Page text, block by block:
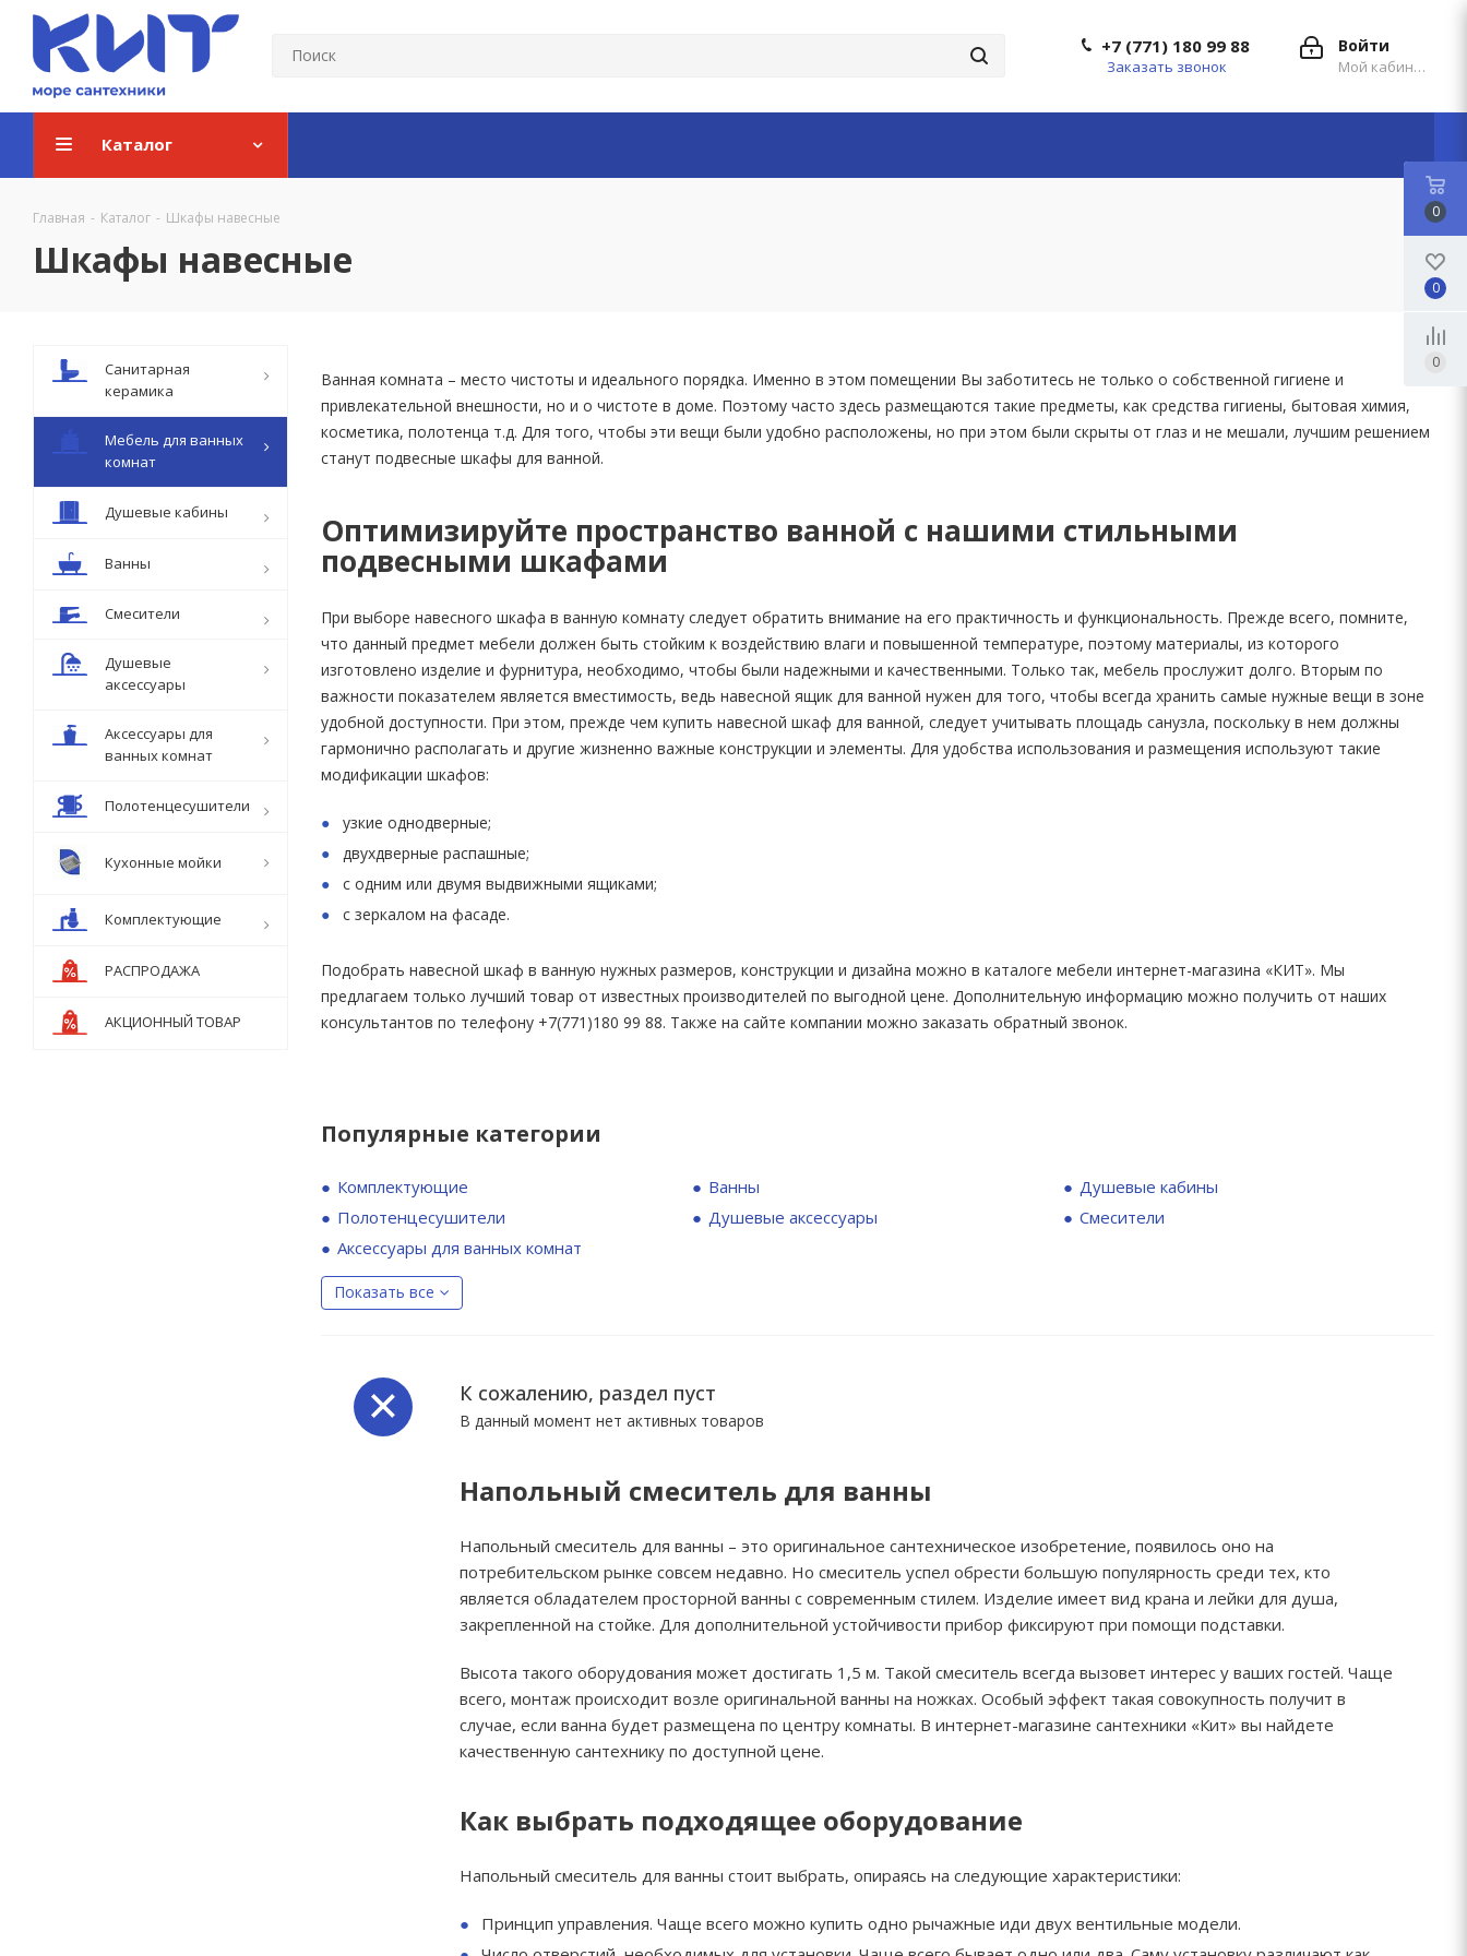
Войти
Мой кабинет
+7 (771) 180 99 88
Заказать звонок
Каталог
Главная - Каталог - Шкафы навесные
Шкафы навесные
Ванная комната – место чистоты и идеального порядка. Именно в этом помещении Вы заботитесь не только о собственной гигиене и
привлекательной внешности, но и о чистоте в доме. Поэтому часто здесь размещаются такие предметы, как средства гигиены, бытовая химия,
косметика, полотенца т.д. Для того, чтобы эти вещи были удобно расположены, но при этом были скрыты от глаз и не мешали, лучшим решением
станут подвесные шкафы для ванной.
Оптимизируйте пространство ванной с нашими стильными
подвесными шкафами
При выборе навесного шкафа в ванную комнату следует обратить внимание на его практичность и функциональность. Прежде всего, помните,
что данный предмет мебели должен быть стойким к воздействию влаги и повышенной температуре, поэтому материалы, из которого
изготовлено изделие и фурнитура, необходимо, чтобы были надежными и качественными. Только так, мебель прослужит долго. Вторым по
важности показателем является вместимость, ведь навесной ящик для ванной нужен для того, чтобы всегда хранить самые нужные вещи в зоне
удобной доступности. При этом, прежде чем купить навесной шкаф для ванной, следует учитывать площадь санузла, поскольку в нем должны
гармонично располагать и другие жизненно важные конструкции и элементы. Для удобства использования и размещения используют такие
модификации шкафов:
узкие однодверные;
двухдверные распашные;
с одним или двумя выдвижными ящиками;
с зеркалом на фасаде.
Подобрать навесной шкаф в ванную нужных размеров, конструкции и дизайна можно в каталоге мебели интернет-магазина «КИТ». Мы
предлагаем только лучший товар от известных производителей по выгодной цене. Дополнительную информацию можно получить от наших
консультантов по телефону +7(771)180 99 88. Также на сайте компании можно заказать обратный звонок.
Популярные категории
Комплектующие Ванны
Душевые кабины
Полотенцесушители
Душевые аксессуары
Смесители
Аксессуары для ванных комнат
Показать все
К сожалению, раздел пуст
В данный момент нет активных товаров
Напольный смеситель для ванны
Напольный смеситель для ванны – это оригинальное сантехническое изобретение, появилось оно на
потребительском рынке совсем недавно. Но смеситель успел обрести большую популярность среди тех, кто
является обладателем просторной ванны с современным стилем. Изделие имеет вид крана и лейки для душа,
закрепленной на стойке. Для дополнительной устойчивости прибор фиксируют при помощи подставки.
Высота такого оборудования может достигать 1,5 м. Такой смеситель всегда вызовет интерес у ваших гостей. Чаще
всего, монтаж происходит возле оригинальной ванны на ножках. Особый эффект такая совокупность получит в
случае, если ванна будет размещена по центру комнаты. В интернет-магазине сантехники «Кит» вы найдете
качественную сантехнику по доступной цене.
Как выбрать подходящее оборудование
Напольный смеситель для ванны стоит выбрать, опираясь на следующие характеристики:
Принцип управления. Чаще всего можно купить одно рычажные иди двух вентильные модели.
Санитарная
керамика
Мебель для ванных
комнат
Душевые кабины
Ванны
Смесители
Душевые
аксессуары
Аксессуары для
ванных комнат
Полотенцесушители
Кухонные мойки
Комплектующие
РАСПРОДАЖА
АКЦИОННЫЙ ТОВАР
0
0
0